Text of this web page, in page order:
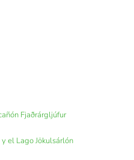
Fjaðrárgljúfur
el Lago Jökulsárlón